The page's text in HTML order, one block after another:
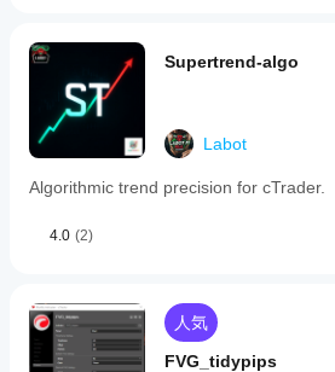
Supertrend-algo
Labot
Algorithmic trend precision for cTrader.
4.0 (2)
人気
FVG_tidypips